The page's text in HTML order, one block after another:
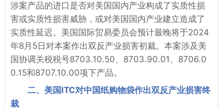
涉案产品的进口是否对美国国内产业构成了实质性损
害或实质性损害威胁，或对美国国内产业建立造成了
实质性延迟。美国国际贸易委员会预计最晚将于2024
年8月5日对本案作出双反产业损害初裁。本案涉及美
国协调关税税号8703.10.50、8703.90.01、8706.0
0.15和8707.10.00项下产品。
二、美国ITC对中国纸购物袋作出双反产业损害终
裁